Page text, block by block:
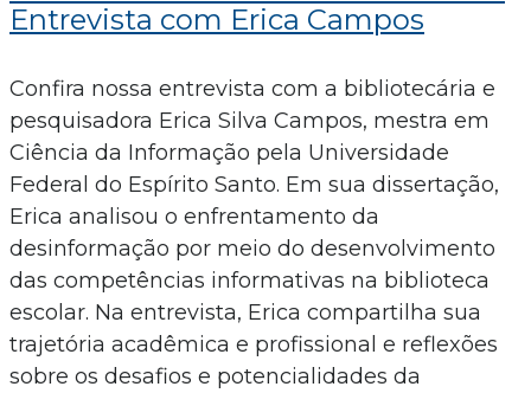
Entrevista com Erica Campos
Confira nossa entrevista com a bibliotecária e
pesquisadora Erica Silva Campos, mestra em
Ciência da Informação pela Universidade
Federal do Espírito Santo. Em sua dissertação,
Erica analisou o enfrentamento da
desinformação por meio do desenvolvimento
das competências informativas na biblioteca
escolar. Na entrevista, Erica compartilha sua
trajetória acadêmica e profissional e reflexões
sobre os desafios e potencialidades da